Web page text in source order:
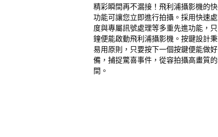
精彩瞬間再不漏接！飛利浦攝影機的
功能可讓您立即進行拍攝。採用快速
度與專屬訊號處理等多重先進功能，
鐘便能啟動飛利浦攝影機。按鍵設計
易用原則，只要按下一個按鍵便能做
備，捕捉驚喜事件，從容拍攝高畫質
間。